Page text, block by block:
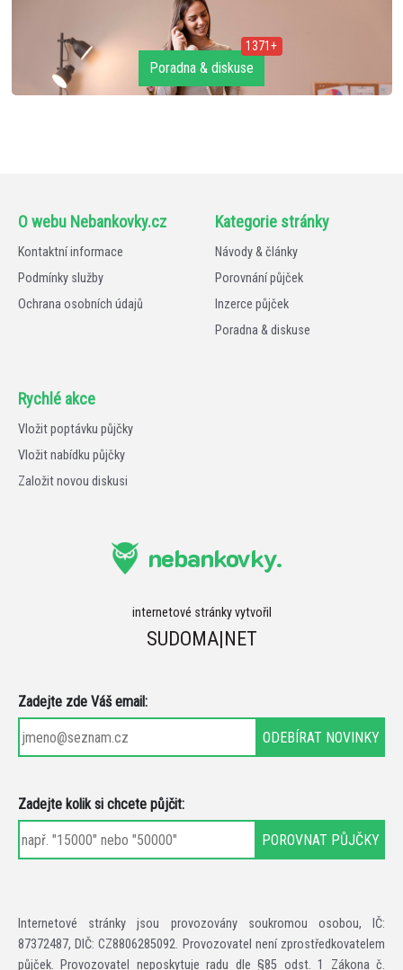
Poradna & diskuse
1371+
O webu Nebankovky.cz
Kontaktní informace
Podmínky služby
Ochrana osobních údajů
Kategorie stránky
Návody & články
Porovnání půjček
Inzerce půjček
Poradna & diskuse
Rychlé akce
Vložit poptávku půjčky
Vložit nabídku půjčky
Založit novou diskusi
nebankovky.
internetové stránky vytvořil
SUDOMA|NET
Zadejte zde Váš email:
Zadejte kolik si chcete půjčit:
Internetové stránky jsou provozovány soukromou osobou, IČ:
87372487, DIČ: CZ8806285092. Provozovatel není zprostředkovatelem
půjček. Provozovatel neposkytuje radu dle §85 odst. 1 Zákona č.